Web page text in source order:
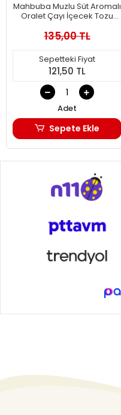
Mahbuba Muzlu Süt Aromalı
Oralet Çayı İçecek Tozu
135,00 TL
Sepetteki Fiyat
121,50 TL
Adet
Sepete Ekle